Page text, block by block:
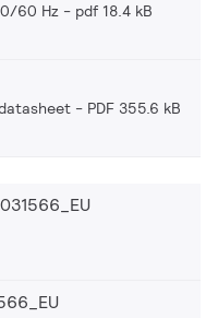
60 Hz pdf 18.4 kB
PDF 355.6 kB